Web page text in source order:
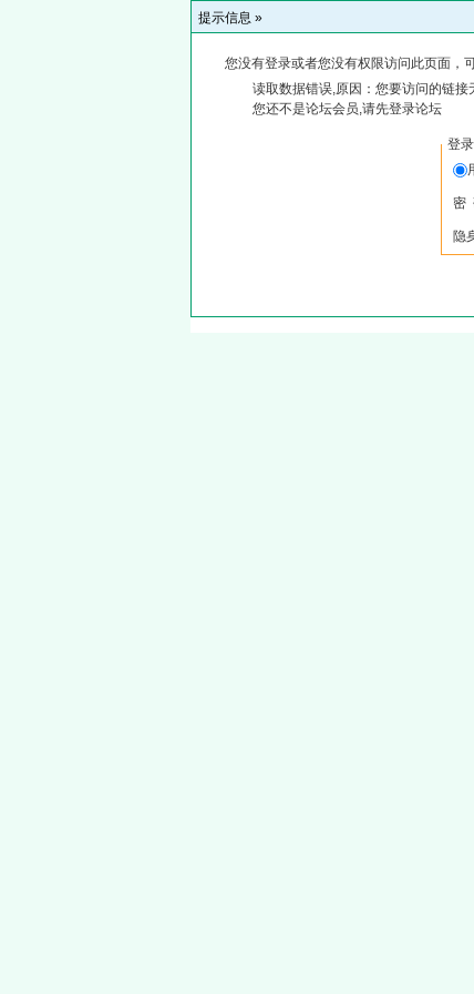
提示信息 »
您没有登录或者您没有权限访问此页面，
读取数据错误,原因：您要访问的链
您还不是论坛会员,请先登录论坛
登录
密
隐